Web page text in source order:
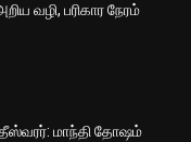
வழி, பரிகார நேரம்
மாந்தி தோஷம்